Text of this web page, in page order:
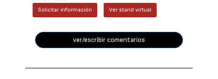
Solicitar información Ver stand virtual
ver/escribir comentarios